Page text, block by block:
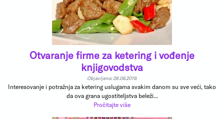
Otvaranje firme za ketering i vođenje
knjigovodstva
Objavljeno: 28.06.2019.
Interesovanje i potražnja za ketering uslugama svakim danom su sve veći, tako
da ova grana ugostiteljstva beleži...
Pročitajte više